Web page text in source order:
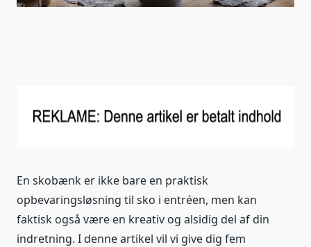
En skobænk er ikke bare en praktisk
opbevaringsløsning til sko i entréen, men kan
faktisk også være en kreativ og alsidig del af din
indretning. I denne artikel vil vi give dig fem